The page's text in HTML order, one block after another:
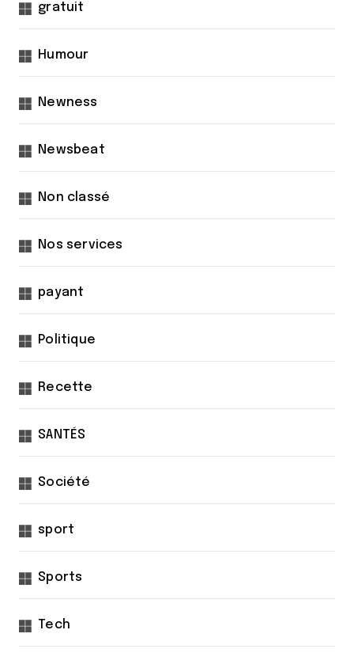
gratuit
Humour
Newness
Newsbeat
Non classé
Nos services
payant
Politique
Recette
SANTÉS
Société
sport
Sports
Tech